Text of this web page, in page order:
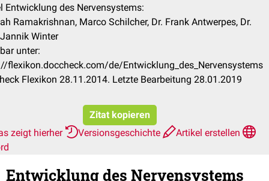
Entwicklung des Nervensystems:
Ramakrishnan, Marco Schilcher, Dr. Frank Antwerpes, Dr.
Winter
unter:
flexikon.doccheck.com/de/Entwicklung_des_Nervensystems
Flexikon 28.11.2014. Letzte Bearbeitung 28.01.2019
Zitat kopieren
zeigt hierher
Versionsgeschichte
Artikel erstellen
Entwicklung des Nervensystems